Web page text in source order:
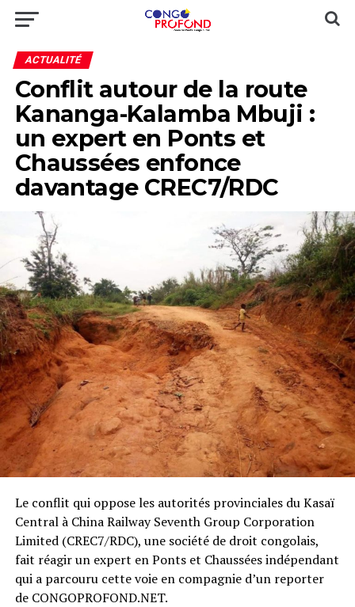
ACTUALITÉ
Conflit autour de la route
Kananga-Kalamba Mbuji :
un expert en Ponts et
Chaussées enfonce
davantage CREC7/RDC
Le conflit qui oppose les autorités provinciales du Kasaï
Central à China Railway Seventh Group Corporation
Limited (CREC7/RDC), une société de droit congolais,
fait réagir un expert en Ponts et Chaussées indépendant
qui a parcouru cette voie en compagnie d’un reporter
de CONGOPROFOND.NET.